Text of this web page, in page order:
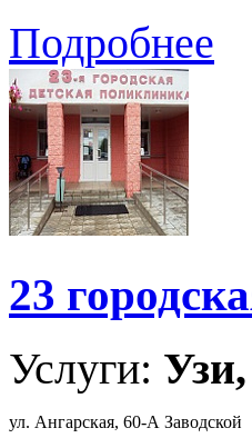
Подробнее
23
Услуги:
ул. Ангарская, 60-А Заводской